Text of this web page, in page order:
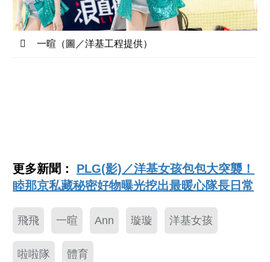
一暄（圖／洋基工程提供）
更多新聞： PLG(影)／洋基女孩包包大突襲！
睦那京私藏秘密好物曝光挖出最暖心隊長日常
飛飛 一暄 Ann 璇璇 洋基女孩
啦啦隊 體育